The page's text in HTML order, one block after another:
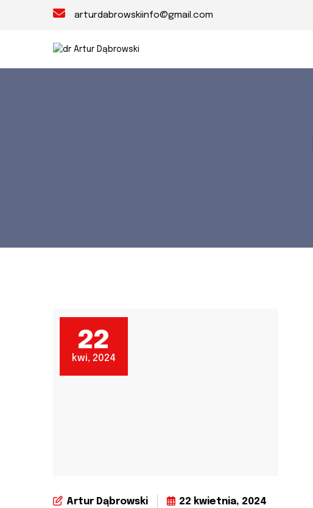
arturdabrowskiinfo@gmail.com
22
kwi, 2024
Artur Dąbrowski 22 kwietnia, 2024